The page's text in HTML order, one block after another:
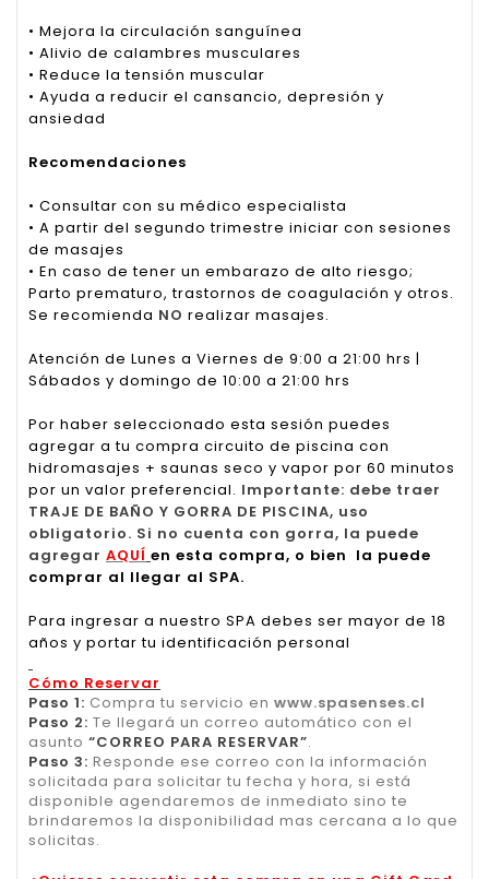
• Mejora la circulación sanguínea
• Alivio de calambres musculares
• Reduce la tensión muscular
• Ayuda a reducir el cansancio, depresión y
ansiedad
Recomendaciones
• Consultar con su médico especialista
• A partir del segundo trimestre iniciar con sesiones
de masajes
• En caso de tener un embarazo de alto riesgo;
Parto prematuro, trastornos de coagulación y otros.
Se recomienda NO realizar masajes.
Atención de Lunes a Viernes de 9:00 a 21:00 hrs |
Sábados y domingo de 10:00 a 21:00 hrs
Por haber seleccionado esta sesión puedes
agregar a tu compra circuito de piscina con
hidromasajes + saunas seco y vapor por 60 minutos
por un valor preferencial. Importante: debe traer
TRAJE DE BAÑO Y GORRA DE PISCINA, uso
obligatorio. Si no cuenta con gorra, la puede
agregar AQUÍ en esta compra, o bien la puede
comprar al llegar al SPA.
Para ingresar a nuestro SPA debes ser mayor de 18
años y portar tu identificación personal
Cómo Reservar
Paso 1: Compra tu servicio en www.spasenses.cl
Paso 2: Te llegará un correo automático con el
asunto “CORREO PARA RESERVAR”.
Paso 3: Responde ese correo con la información
solicitada para solicitar tu fecha y hora, si está
disponible agendaremos de inmediato sino te
brindaremos la disponibilidad mas cercana a lo que
solicitas.